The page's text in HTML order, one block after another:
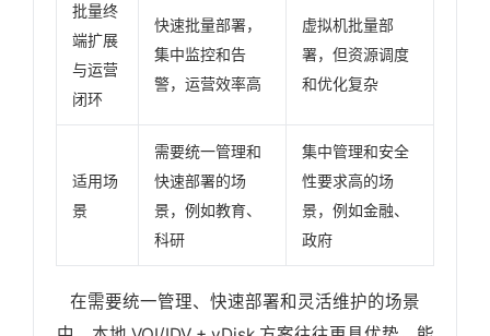
批量终
端扩展
与运营
闭环
快速批量部署，
集中监控和告
警，运营效率高
虚拟机批量部
署，但资源调度
和优化复杂
适用场
景
需要统一管理和
快速部署的场
景，例如教育、
科研
集中管理和安全
性要求高的场
景，例如金融、
政府
在需要统一管理、快速部署和灵活维护的场景